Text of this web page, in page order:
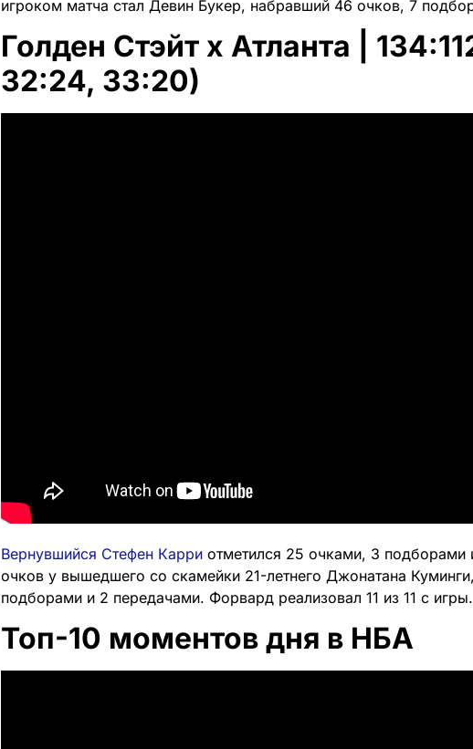
игроком матча стал Девин Букер, набравший 46 очков, 7
Голден Стэйт x Атланта |
32:24, 33:20)
Вернувшийся Стефен Карри отметился 25 очками, 3
очков у вышедшего со скамейки 21-летнего Джонатана
подборами и 2 передачами. Форвард реализовал 11 из 11 с игры.
Топ-10 моментов дня в НБА